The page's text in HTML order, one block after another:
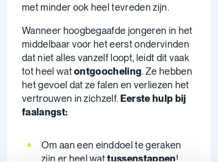
met minder ook heel tevreden zijn.
Wanneer hoogbegaafde jongeren in het
middelbaar voor het eerst ondervinden
dat niet alles vanzelf loopt, leidt dit vaak
tot heel watontgoocheling. Ze hebben
het gevoel dat ze falen en verliezen het
vertrouwen in zichzelf. Eerste hulp bij
faalangst:
Om aan een einddoel te geraken
zijn er heel wattussenstappen!